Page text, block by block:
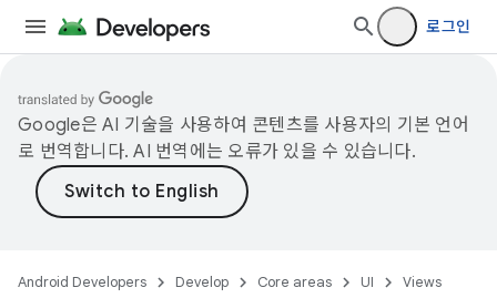
로그인
Google은 AI 기술을 사용하여 콘텐츠를 사용자의 기본 언어
로 번역합니다. AI 번역에는 오류가 있을 수 있습니다.
Android Developers Develop Core areas UI
Views